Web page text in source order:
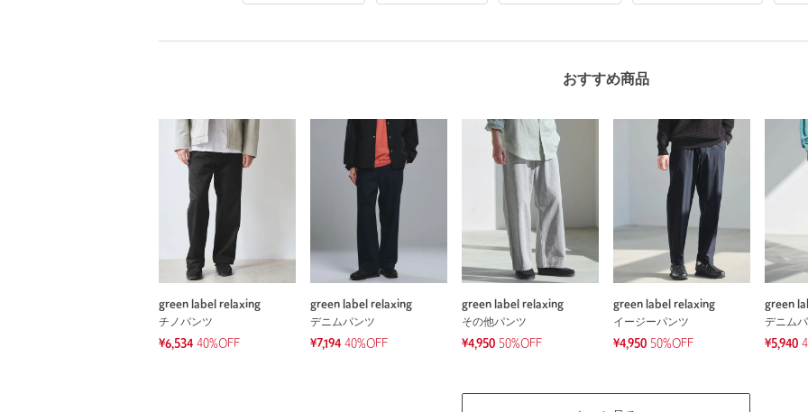
おすすめ商品
green label relaxing
チノパンツ
¥6,534 40%OFF
green label relaxing
デニムパンツ
¥7,194 40%OFF
green label relaxing
その他パンツ
¥4,950 50%OFF
green label relaxing
イージーパンツ
¥4,950 50%OFF
green
デニム
¥5,940